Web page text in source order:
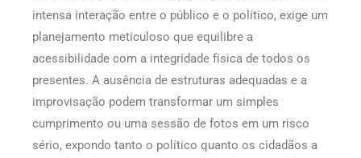
intensa interação entre o público e o político, exige um
planejamento meticuloso que equilibre a
acessibilidade com a integridade física de todos os
presentes. A ausência de estruturas adequadas e a
improvisação podem transformar um simples
cumprimento ou uma sessão de fotos em um risco
sério, expondo tanto o político quanto os cidadãos a